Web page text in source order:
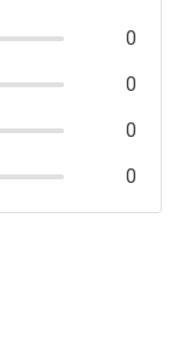
0
0
0
0